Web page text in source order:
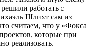
работать с
Шлихт сам из
считаем, что у «Фокса
которые при
реализовать.